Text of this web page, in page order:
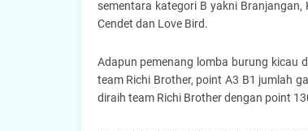
sementara kategori B yakni Branjangan,
Cendet dan Love Bird.
Adapun pemenang lomba burung kicau
team Richi Brother, point A3 B1 jumlah
diraih team Richi Brother dengan point